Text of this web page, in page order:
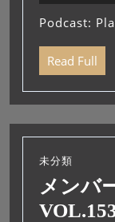
プ
レ
ー
ヤ
Podcast:
Read Full
未分類
メンバ